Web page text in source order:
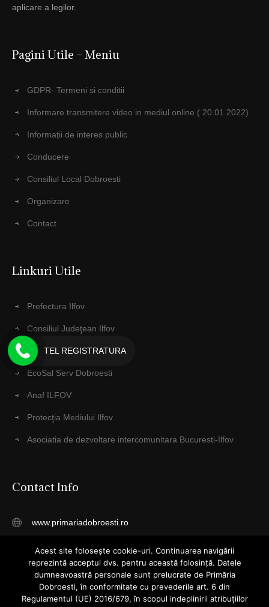
aplicare a legilor.
Pagini Utile – Meniu
GDPR- Termeni si conditii
Informare transmitere video in mediul online ( 20.01.2022)
Informații de interes public
Conducere
Consiliul Local Dobroesti
Organizare
Contact
Linkuri Utile
Prefectura Ilfov
Consiliul Judeţean Ilfov
IPJ ILFOV
EcoSal Serv Dobroesti
Anaf ILFOV
Protecţia Mediului Ilfov
Asociatia de dezvoltare intercomunitara Bucuresti-Ilfov
Contact Info
www.primariadobroesti.ro
registratura@primariadobroesti.ro
Telefon: 031 4055015
Str. Cuza Voda, Nr. 23, Dobroesti
TEL REGISTRATURA
Acest site folosește cookie-uri. Continuarea navigării
reprezintă acceptul dvs. pentru această folosință. Datele
dumneavoastră personale sunt prelucrate de Primăria
Dobroesti, în conformitate cu prevederile art. 6 din
Regulamentul (UE) 2016/679, în scopul indeplinirii atribuțiilor